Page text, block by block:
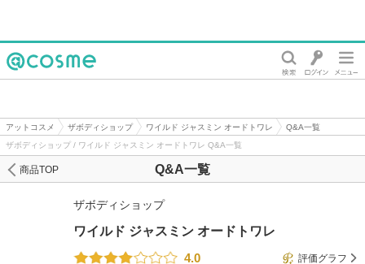
アットコスメ ザボディショップ ワイルド ジャスミン オードトワレ
Q&A一覧
ザボディショップ / ワイルド ジャスミン オードトワレ Q&A一覧
Q&A一覧
商品TOP
ザボディショップ
ワイルド ジャスミン オードトワレ
4.0
評価グラフ